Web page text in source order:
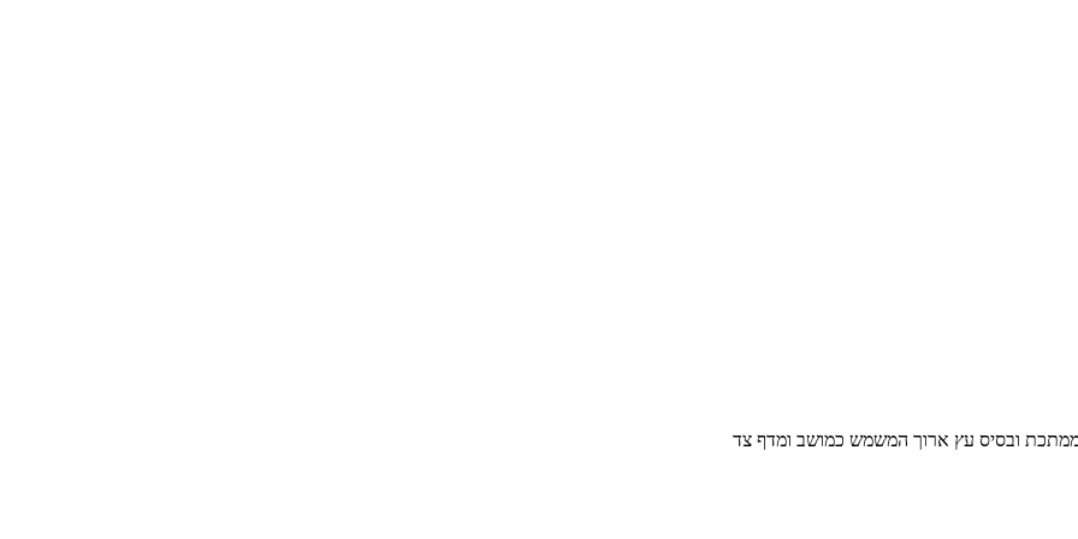
ממתכת ובסיס עץ ארוך המשמש כמושב ומדף צד